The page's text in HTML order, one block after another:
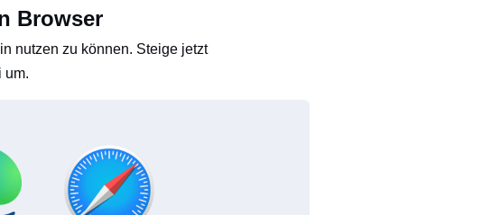
Browser
nutzen zu können. Steige jetzt
um.